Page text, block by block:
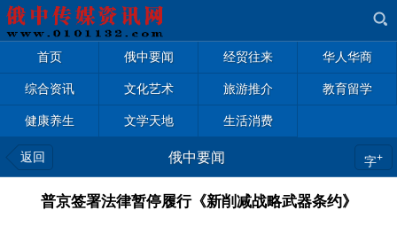
首页 俄中要闻 经贸往来 华人华商
综合资讯 文化艺术 旅游推介 教育留学
健康养生 文学天地 生活消费
返回 俄中要闻 字+
普京签署法律暂停履行《新削减战略武器条约》